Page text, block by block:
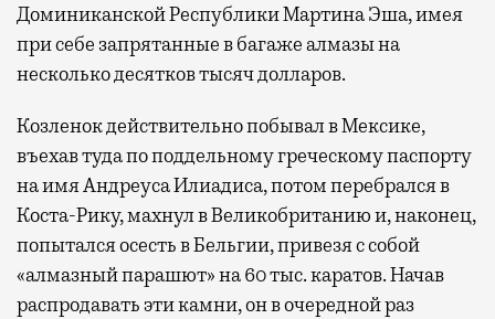
Доминиканской Республики Мартина Эша, имея
при себе запрятанные в багаже алмазы на
несколько десятков тысяч долларов.
Козленок действительно побывал в Мексике,
въехав туда по поддельному греческому паспорту
на имя Андреуса Илиадиса, потом перебрался в
Коста-Рику, махнул в Великобританию и, наконец,
попытался осесть в Бельгии, привезя с собой
«алмазный парашют» на 60 тыс. каратов. Начав
распродавать эти камни, он в очередной раз